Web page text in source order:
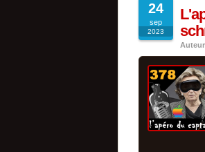
24
sep
2023